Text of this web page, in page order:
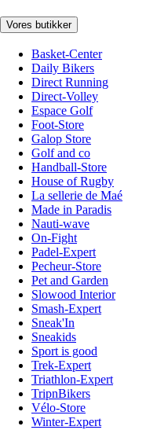
Vores butikker
Basket-Center
Daily Bikers
Direct Running
Direct-Volley
Espace Golf
Foot-Store
Galop Store
Golf and co
Handball-Store
House of Rugby
La sellerie de Maé
Made in Paradis
Nauti-wave
On-Fight
Padel-Expert
Pecheur-Store
Pet and Garden
Slowood Interior
Smash-Expert
Sneak'In
Sneakids
Sport is good
Trek-Expert
Triathlon-Expert
TripnBikers
Vélo-Store
Winter-Expert